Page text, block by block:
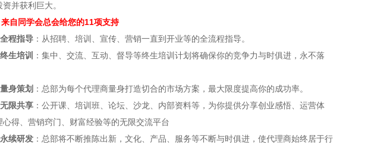
并获利巨大。
自同学会总会给您的11项支持
程指导 ：从招聘、培训、宣传、营销一直到开业等的全流程指导。
生培训
：集中、交流、互动、督导等终生培训计划将确保你的竞争力与时俱进，永不落
身策划 ：总部为每个代理商量身打造切合的市场方案，最大限度提高你的成功率。
限共享 ：公开课、培训班、论坛、沙龙、内部资料等，为你提供分享创业感悟、运营体
心得、营销窍门、财富经验等的无限交流平台
续研发 ：总部将不断推陈出新，文化、产品、服务等不断与时俱进，使代理商始终居于行